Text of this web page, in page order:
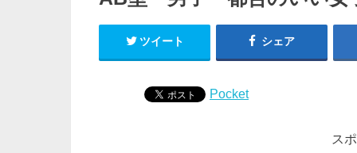
ツイート シェア
Pocket
ス